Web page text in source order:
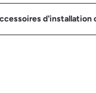
d'installation